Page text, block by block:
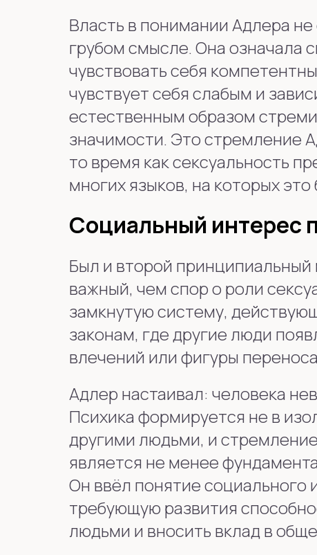
Власть в понимании Адлера
грубом смысле. Она означала
чувствовать себя
чувствует себя слабым и
естественным образом
значимости. Это стремление
то время как сексуальность
многих языков, на которых
Социальный интерес
Был и второй
важный, чем спор о роли
замкнутую систему,
законам, где другие люди
влечений или фигуры
Адлер настаивал: человека
Психика формируется не в
другими людьми, и
является не менее
Он ввёл понятие
требующую развития
людьми и вносить вклад в